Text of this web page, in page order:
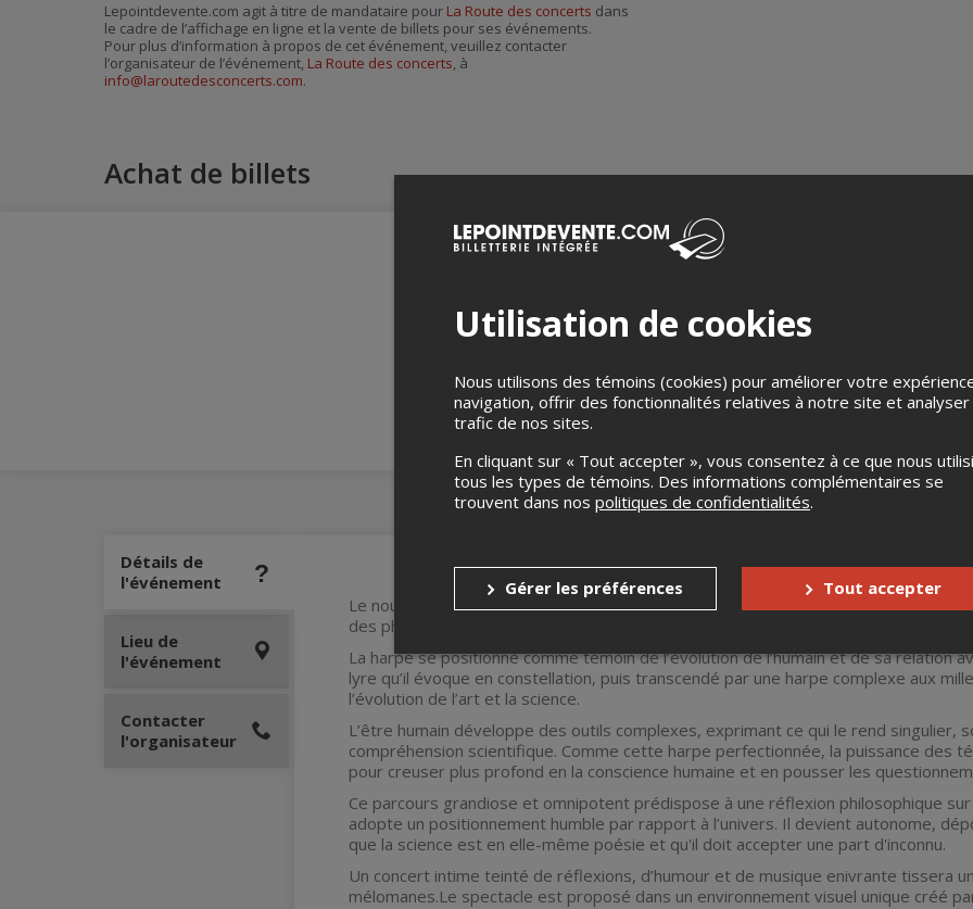
Lepointdevente.com agit à titre de mandataire pour La Route des concerts dans
le cadre de l’affichage en ligne et la vente de billets pour ses événements.
Pour plus d’information à propos de cet événement, veuillez contacter
l’organisateur de l’événement, La Route des concerts, à
info@laroutedesconcerts.com.
Achat de billets
Merci de confirmer que vous n'êtes pas un robot ci-bas.
Détails de
l'événement
Le nouveau spectacleNebulaede la harpiste Valérie Milot expose une réflexion
des phénomènes astraux.
La harpe se positionne comme témoin de l’évolution de l’humain et de sa relation
lyre qu’il évoque en constellation, puis transcendé par une harpe complexe aux
l’évolution de l’art et la science.
L’être humain développe des outils complexes, exprimant ce qui le rend
compréhension scientifique. Comme cette harpe perfectionnée, la puissance des
pour creuser plus profond en la conscience humaine et en pousser les
Ce parcours grandiose et omnipotent prédispose à une réflexion philosophique sur
adopte un positionnement humble par rapport à l’univers. Il devient autonome,
que la science est en elle-même poésie et qu'il doit accepter une part d'inconnu.
Un concert intime teinté de réflexions, d’humour et de musique enivrante tissera
mélomanes.Le spectacle est proposé dans un environnement visuel unique créé
Lieu de
l'événement
Contacter
l'organisateur
Utilisation de cookies
Nous utilisons des témoins (cookies) pour améliorer votre
navigation, offrir des fonctionnalités relatives à notre site et analyser
trafic de nos sites.
En cliquant sur « Tout accepter », vous consentez à ce que nous
tous les types de témoins. Des informations complémentaires se
trouvent dans nos politiques de confidentialités.
Gérer les préférences Tout accepter